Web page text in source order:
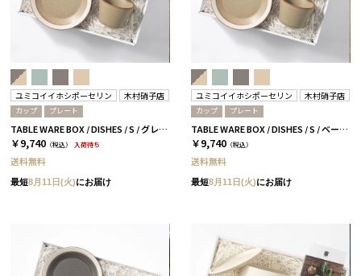
ユミコイイホシポーセリン 木村硝子店
カップ プレート
TABLE WARE BOX / DISHES / S / グレー＆ベージュ［イイホシユミコ×木村硝子店］
￥9,740 （税込） 入荷待ち
送料無料
最短8月11日(火)にお届け
ユミコイイホシポーセリン 木村硝子店
カップ プレート
TABLE WARE BOX / DISHES / S / ベージュ［イイホシユミコ×木村硝子店］
￥9,740 （税込）
送料無料
最短8月11日(火)にお届け